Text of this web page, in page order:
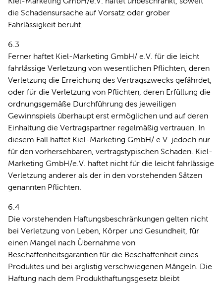
die Schadensursache auf Vorsatz oder grober
Fahrlässigkeit beruht.
6.3
Ferner haftet Kiel-Marketing GmbH/ e.V. für die leicht
fahrlässige Verletzung von wesentlichen Pflichten, deren
Verletzung die Erreichung des Vertragszwecks gefährdet,
oder für die Verletzung von Pflichten, deren Erfüllung die
ordnungsgemäße Durchführung des jeweiligen
Gewinnspiels überhaupt erst ermöglichen und auf deren
Einhaltung die Vertragspartner regelmäßig vertrauen. In
diesem Fall haftet Kiel-Marketing GmbH/ e.V. jedoch nur
für den vorhersehbaren, vertragstypischen Schaden. Kiel-
Marketing GmbH/e.V. haftet nicht für die leicht fahrlässige
Verletzung anderer als der in den vorstehenden Sätzen
genannten Pflichten.
6.4
Die vorstehenden Haftungsbeschränkungen gelten nicht
bei Verletzung von Leben, Körper und Gesundheit, für
einen Mangel nach Übernahme von
Beschaffenheitsgarantien für die Beschaffenheit eines
Produktes und bei arglistig verschwiegenen Mängeln. Die
Haftung nach dem Produkthaftungsgesetz bleibt